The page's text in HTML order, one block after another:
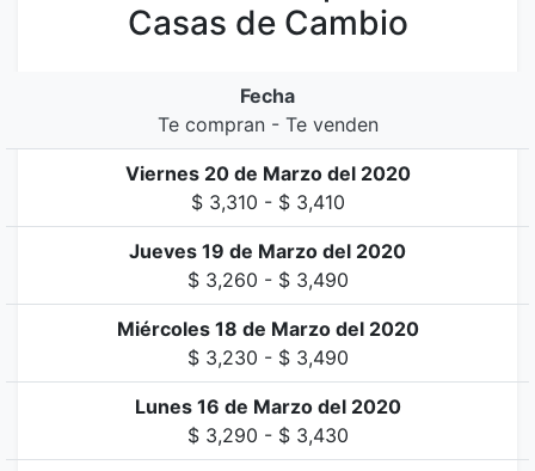
Casas de Cambio
Fecha
Te compran - Te venden
Viernes 20 de Marzo del 2020
$ 3,310 - $ 3,410
Jueves 19 de Marzo del 2020
$ 3,260 - $ 3,490
Miércoles 18 de Marzo del 2020
$ 3,230 - $ 3,490
Lunes 16 de Marzo del 2020
$ 3,290 - $ 3,430